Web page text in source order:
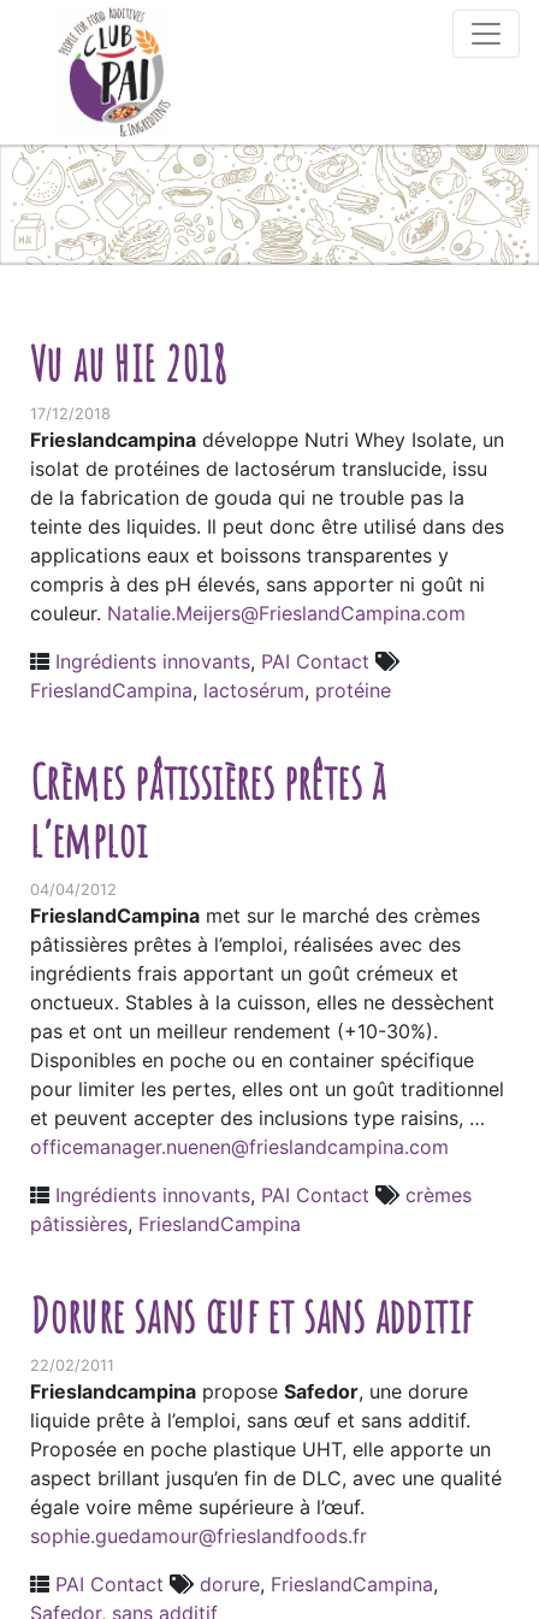
Skip to content
Vu au HIE 2018
17/12/2018
Frieslandcampina développe Nutri Whey Isolate, un
isolat de protéines de lactosérum translucide, issu
de la fabrication de gouda qui ne trouble pas la
teinte des liquides. Il peut donc être utilisé dans des
applications eaux et boissons transparentes y
compris à des pH élevés, sans apporter ni goût ni
couleur. Natalie.Meijers@FrieslandCampina.com
Ingrédients innovants, PAI Contact
FrieslandCampina, lactosérum, protéine
Crèmes pâtissières prêtes à
l’emploi
04/04/2012
FrieslandCampina met sur le marché des crèmes
pâtissières prêtes à l’emploi, réalisées avec des
ingrédients frais apportant un goût crémeux et
onctueux. Stables à la cuisson, elles ne dessèchent
pas et ont un meilleur rendement (+10-30%).
Disponibles en poche ou en container spécifique
pour limiter les pertes, elles ont un goût traditionnel
et peuvent accepter des inclusions type raisins, …
officemanager.nuenen@frieslandcampina.com
Ingrédients innovants, PAI Contact
crèmes
pâtissières, FrieslandCampina
Dorure sans œuf et sans additif
22/02/2011
Frieslandcampina propose Safedor, une dorure
liquide prête à l’emploi, sans œuf et sans additif.
Proposée en poche plastique UHT, elle apporte un
aspect brillant jusqu’en fin de DLC, avec une qualité
égale voire même supérieure à l’œuf.
sophie.guedamour@frieslandfoods.fr
PAI Contact
dorure, FrieslandCampina,
Safedor, sans additif